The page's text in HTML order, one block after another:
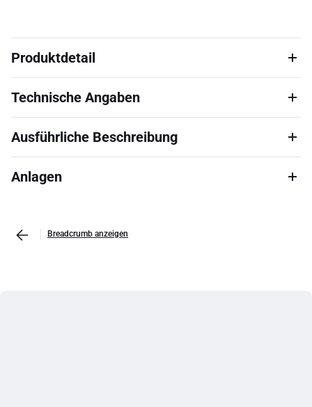
Produktdetail
Technische Angaben
Ausführliche Beschreibung
Anlagen
Breadcrumb anzeigen